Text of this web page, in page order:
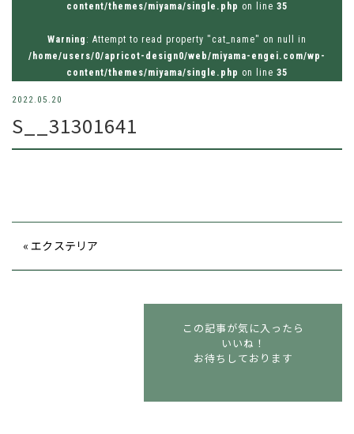
お問い合わせはお気軽にどうぞ
tel.026-214-8221
content/themes/miyama/single.php on line 35
Warning : Attempt to read property "cat_name" on null in
/home/users/0/apricot-design0/web/miyama-engei.com/wp-
content/themes/miyama/single.php on line 35
2022.05.20
S__31301641
« エクステリア
この記事が気に入ったら
いいね！
お待ちしております